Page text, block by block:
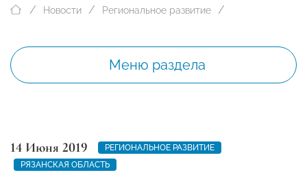
Новости Региональное развитие
Меню раздела
14 Июня 2019
РЕГИОНАЛЬНОЕ РАЗВИТИЕ
РЯЗАНСКАЯ ОБЛАСТЬ